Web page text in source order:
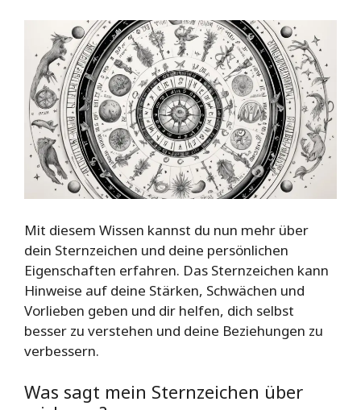
Mit diesem Wissen kannst du nun mehr über
dein Sternzeichen und deine persönlichen
Eigenschaften erfahren. Das Sternzeichen kann
Hinweise auf deine Stärken, Schwächen und
Vorlieben geben und dir helfen, dich selbst
besser zu verstehen und deine Beziehungen zu
verbessern.
Was sagt mein Sternzeichen über